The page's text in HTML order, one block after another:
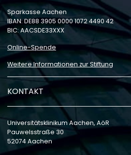
Sparkasse Aachen
IBAN: DE88 3905 0000 1072 4490 42
BIC: AACSDE33XXX
Online-Spende
Weitere Informationen zur Stiftung
KONTAKT
Universitätsklinikum Aachen, AöR
Pauwelsstraße 30
52074 Aachen